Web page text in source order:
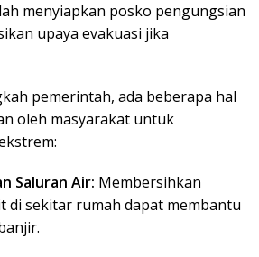
menyiapkan posko pengungsian
upaya evakuasi jika
pemerintah, ada beberapa hal
oleh masyarakat untuk
Saluran Air: Membersihkan
di sekitar rumah dapat membantu